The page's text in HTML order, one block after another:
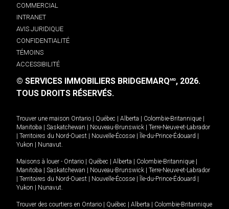
COMMERCIAL
INTRANET
AVIS JURIDIQUE
CONFIDENTIALITÉ
TÉMOINS
ACCESSIBILITÉ
© SERVICES IMMOBILIERS BRIDGEMARQMD, 2026.
TOUS DROITS RÉSERVÉS.
Trouver une maison Ontario Québec Alberta Colombie-Britannique
Manitoba
Saskatchewan Nouveau-Brunswick
Terre-Neuve-et-Labrador
Territoires du Nord-Ouest Nouvelle-Écosse Île-du-Prince-Édouard
Yukon
Nunavut.
Maisons à louer - Ontario Québec Alberta Colombie-Britannique
Manitoba
Saskatchewan Nouveau-Brunswick
Terre-Neuve-et-Labrador
Territoires du Nord-Ouest Nouvelle-Écosse Île-du-Prince-Édouard
Yukon
Nunavut.
Trouver des courtiers en Ontario Québec Alberta
Colombie-Britannique